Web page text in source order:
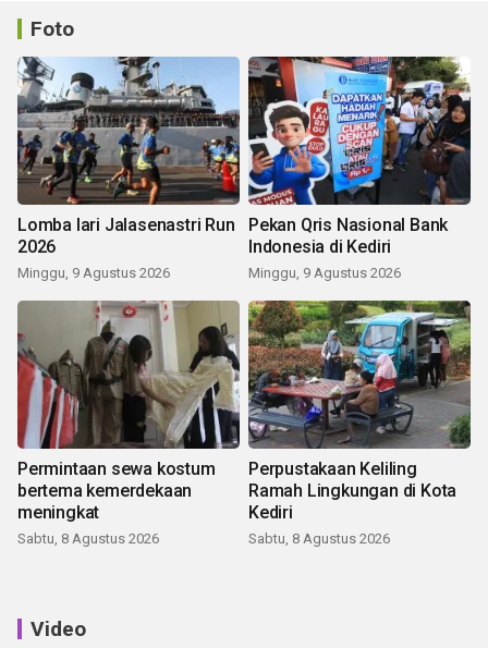
Foto
Lomba lari Jalasenastri Run
2026
Minggu, 9 Agustus 2026
Pekan Qris Nasional Bank
Indonesia di Kediri
Minggu, 9 Agustus 2026
Permintaan sewa kostum
bertema kemerdekaan
meningkat
Sabtu, 8 Agustus 2026
Perpustakaan Keliling
Ramah Lingkungan di Kota
Kediri
Sabtu, 8 Agustus 2026
Video